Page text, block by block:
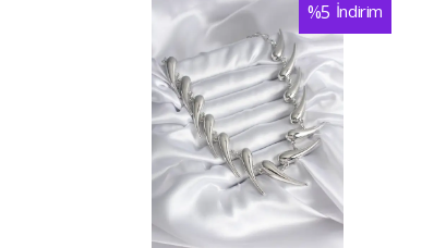
%5 İndirim